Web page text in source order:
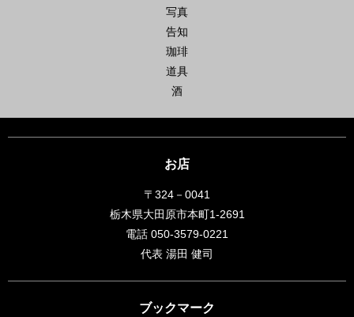
写真
告知
珈琲
道具
酒
お店
〒324－0041
栃木県大田原市本町1-2691
電話 050-3579-0221
代表 湯田 健司
ブックマーク